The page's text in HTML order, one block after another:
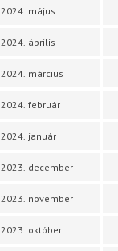
2024. május
2024. április
2024. március
2024. február
2024. január
2023. december
2023. november
2023. október